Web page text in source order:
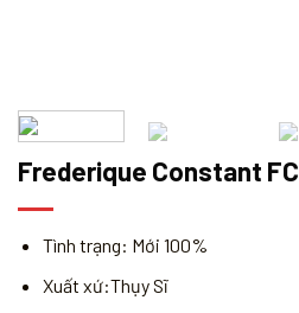
Frederique Constant
Tình trạng: Mới 100%
Xuất xứ:Thụy Sĩ